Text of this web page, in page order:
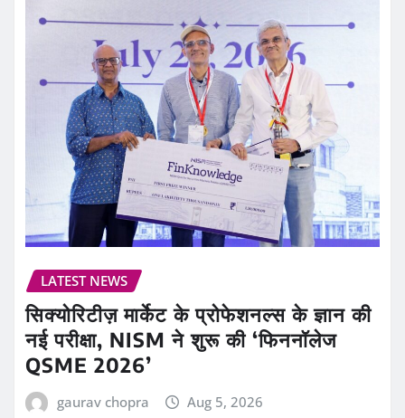
LATEST NEWS
सिक्योरिटीज़ मार्केट के प्रोफेशनल्स के ज्ञान की
नई परीक्षा, NISM ने शुरू की ‘फिननॉलेज
QSME 2026’
gaurav chopra Aug 5, 2026